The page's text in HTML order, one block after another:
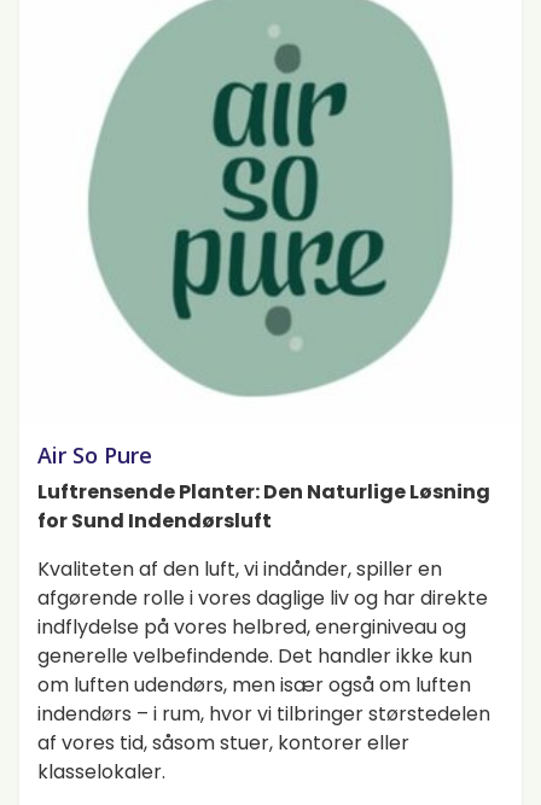
Air So Pure
Luftrensende Planter: Den Naturlige Løsning
for Sund Indendørsluft
Kvaliteten af den luft, vi indånder, spiller en
afgørende rolle i vores daglige liv og har direkte
indflydelse på vores helbred, energiniveau og
generelle velbefindende. Det handler ikke kun
om luften udendørs, men især også om luften
indendørs – i rum, hvor vi tilbringer størstedelen
af vores tid, såsom stuer, kontorer eller
klasselokaler.